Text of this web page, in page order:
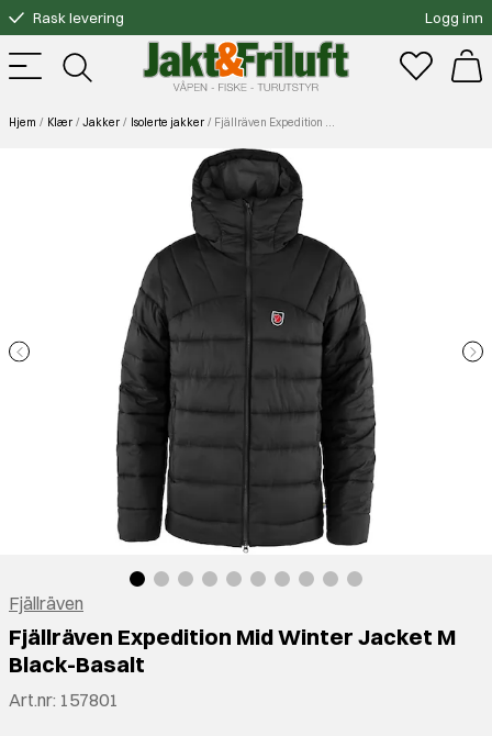
Rask levering
Gratis bytte
Fri frakt over 3000.-
Logg inn
Hjem Klær Jakker Isolerte jakker Fjällräven Expedition Mid Winter Jacket M Black-Basalt
Fjällräven
Fjällräven Expedition Mid Winter Jacket M
Black-Basalt
Art.nr: 157801